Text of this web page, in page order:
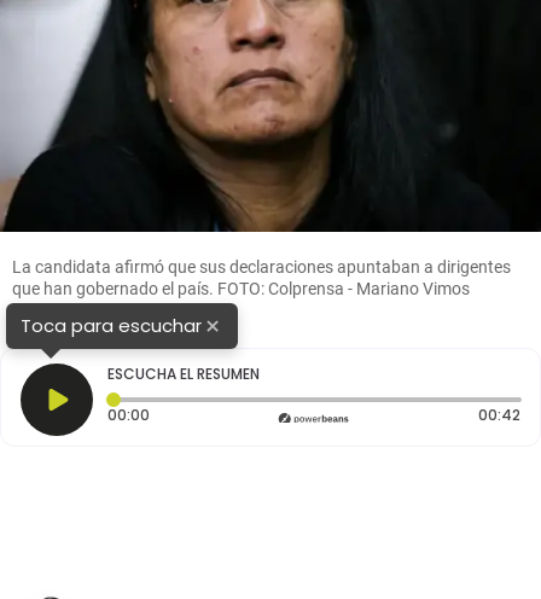
La candidata afirmó que sus declaraciones apuntaban a dirigentes
que han gobernado el país. FOTO: Colprensa - Mariano Vimos
Toca para escuchar×
ESCUCHA EL RESUMEN
00:00 Tiempo transcurrido: 0 segundos 00:42